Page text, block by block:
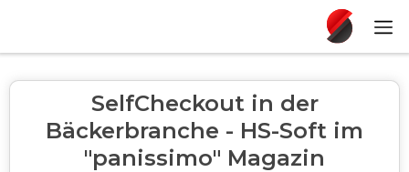
SelfCheckout in der
Bäckerbranche - HS-Soft im
"panissimo" Magazin